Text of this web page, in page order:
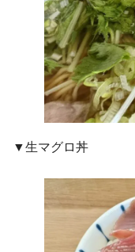
▼生マグロ丼